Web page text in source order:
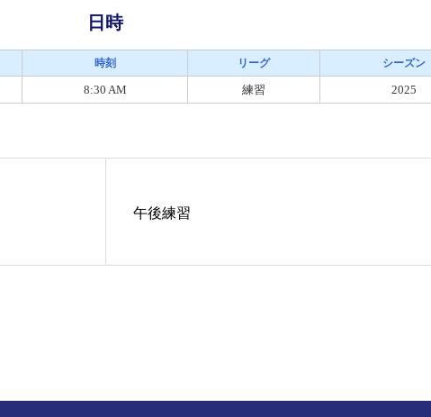
日時
時刻 リーグ シーズン
8:30 AM 練習 2025
午後練習